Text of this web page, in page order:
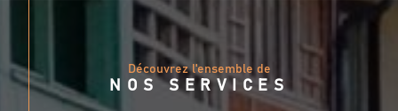
Téléphone: 05 63 51 09 98
: agence.castres@logeetvous.fr
: 3 Rue Milhau Ducommun,
81100 Castres
Chez Loge et vous, nous sommes ici pour faire
Découvrez l'ensemble de
NOS SERVICES